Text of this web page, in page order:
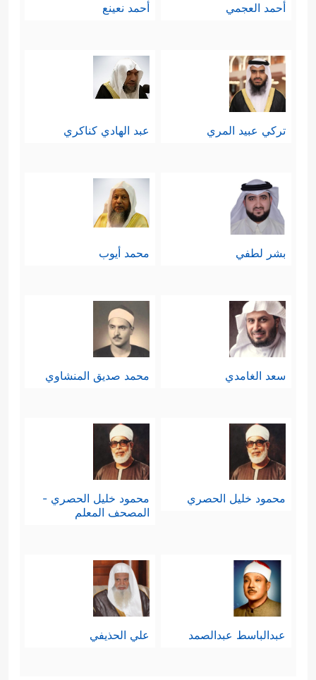
أحمد العجمي أحمد نعينع
تركي عبيد المري عبد الهادي كناكري
بشر لطفي محمد أيوب
سعد الغامدي محمد صديق المنشاوي
محمود خليل الحصري
محمود خليل الحصري -
المصحف المعلم
عبدالباسط عبدالصمد علي الحذيفي